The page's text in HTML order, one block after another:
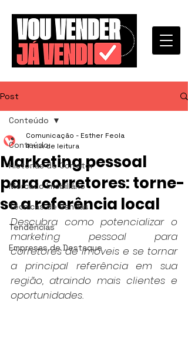
Post
Conteúdo
Histórias de Corretor
Mercado Imobiliário
Técnicas de Vendas
Tendências
Empresas de Destaque
Conteúdo
Marketing pessoal
para corretores: torne-
se a referência local
Comunicação - Esther Feola
4 min de leitura
Descubra como potencializar o
marketing pessoal para
corretores de imóveis e se tornar
a principal referência em sua
região, atraindo mais clientes e
oportunidades.